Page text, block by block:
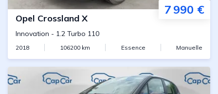
7 990 €
Opel Crossland X
Innovation - 1.2 Turbo 110
2018 106200 km Essence Manuelle